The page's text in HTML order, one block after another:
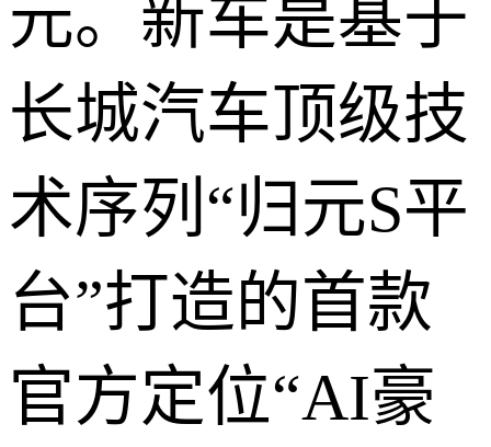
元。新车是基于
长城汽车顶级技
术序列“归元S平
台”打造的首款
官方定位“AI豪